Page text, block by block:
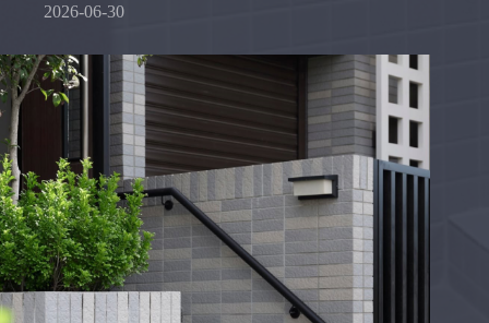
2026-06-30